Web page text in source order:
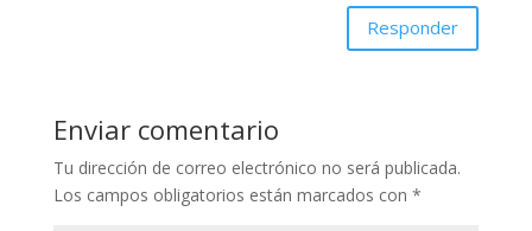
Responder
Enviar comentario
Tu dirección de correo electrónico no será publicada.
Los campos obligatorios están marcados con *